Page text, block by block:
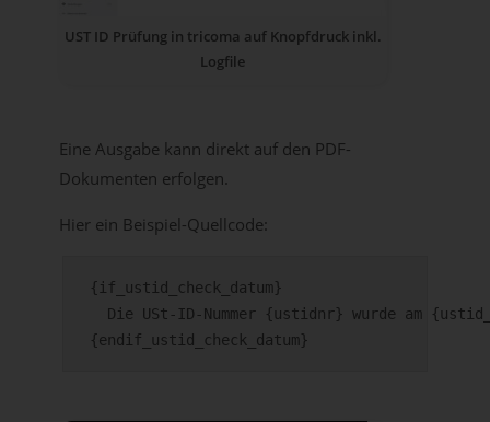
UST ID Prüfung in tricoma auf Knopfdruck inkl.
Logfile
Eine Ausgabe kann direkt auf den PDF-
Dokumenten erfolgen.
Hier ein Beispiel-Quellcode:
{if_ustid_check_datum}
Die USt-ID-Nummer {ustidnr} wurde am